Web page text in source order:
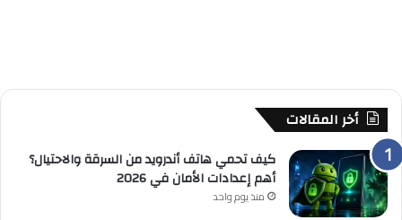
أخر المقالات
كيف تحمي هاتف أندرويد من السرقة والاحتيال؟
أهم إعدادات الأمان في 2026
منذ يوم واحد